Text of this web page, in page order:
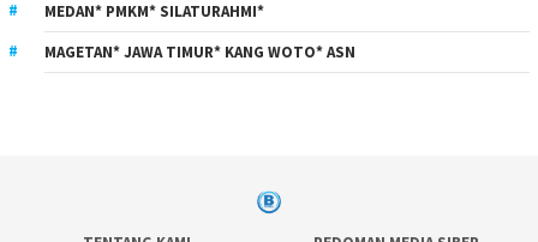
MEDAN* PMKM* SILATURAHMI*
MAGETAN* JAWA TIMUR* KANG WOTO* ASN